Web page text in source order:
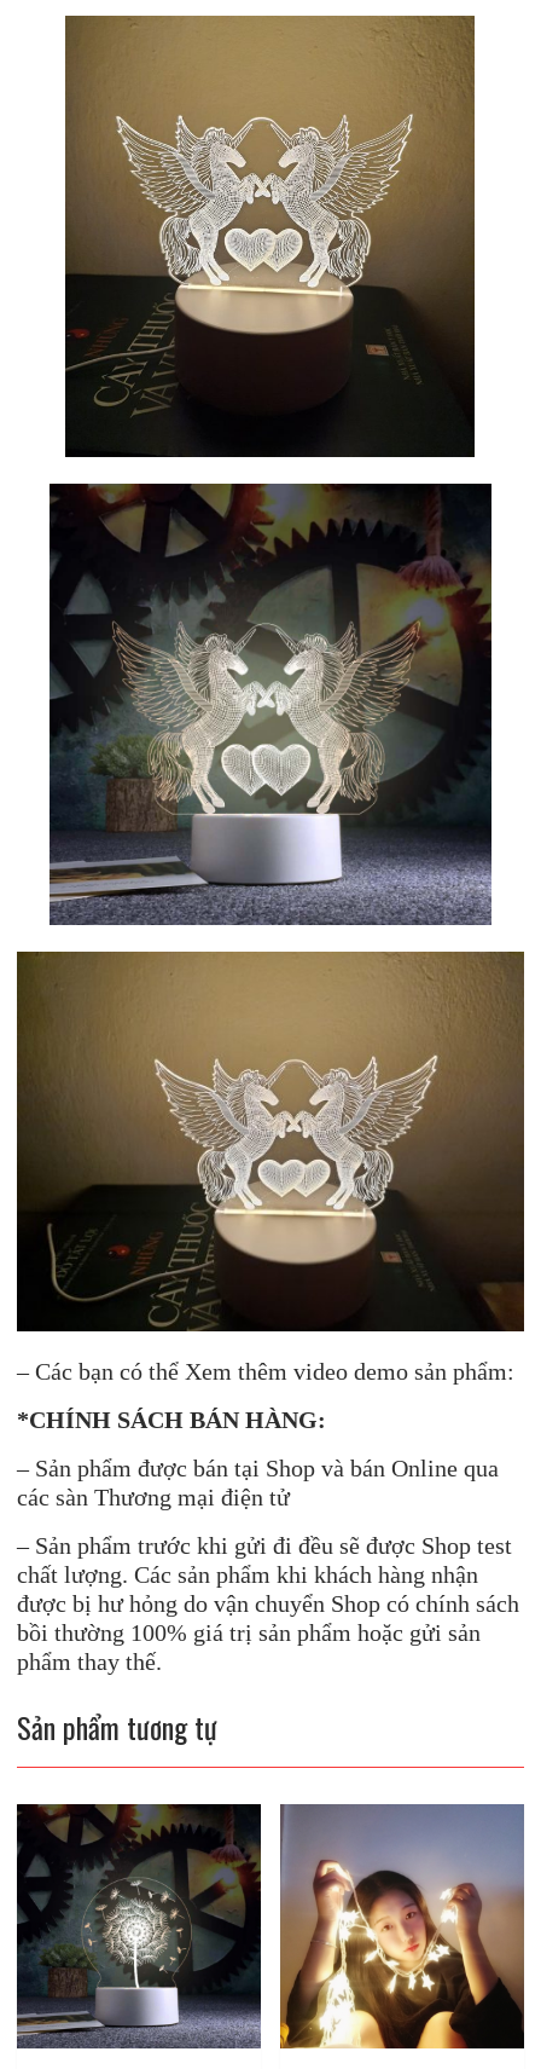
– Các bạn có thể Xem thêm video demo sản phẩm:
*CHÍNH SÁCH BÁN HÀNG:
– Sản phẩm được bán tại Shop và bán Online qua
các sàn Thương mại điện tử
– Sản phẩm trước khi gửi đi đều sẽ được Shop test
chất lượng. Các sản phẩm khi khách hàng nhận
được bị hư hỏng do vận chuyển Shop có chính sách
bồi thường 100% giá trị sản phẩm hoặc gửi sản
phẩm thay thế.
Sản phẩm tương tự